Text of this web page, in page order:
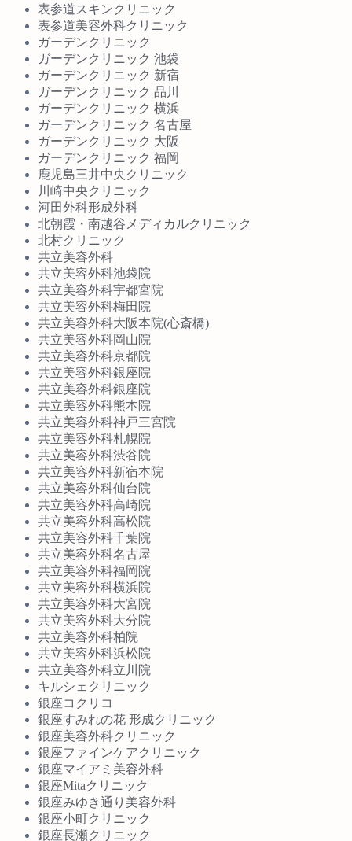
表参道スキンクリニック
表参道美容外科クリニック
ガーデンクリニック
ガーデンクリニック 池袋
ガーデンクリニック 新宿
ガーデンクリニック 品川
ガーデンクリニック 横浜
ガーデンクリニック 名古屋
ガーデンクリニック 大阪
ガーデンクリニック 福岡
鹿児島三井中央クリニック
川崎中央クリニック
河田外科形成外科
北朝霞・南越谷メディカルクリニック
北村クリニック
共立美容外科
共立美容外科池袋院
共立美容外科宇都宮院
共立美容外科梅田院
共立美容外科大阪本院(心斎橋)
共立美容外科岡山院
共立美容外科京都院
共立美容外科銀座院
共立美容外科銀座院
共立美容外科熊本院
共立美容外科神戸三宮院
共立美容外科札幌院
共立美容外科渋谷院
共立美容外科新宿本院
共立美容外科仙台院
共立美容外科高崎院
共立美容外科高松院
共立美容外科千葉院
共立美容外科名古屋
共立美容外科福岡院
共立美容外科横浜院
共立美容外科大宮院
共立美容外科大分院
共立美容外科柏院
共立美容外科浜松院
共立美容外科立川院
キルシェクリニック
銀座コクリコ
銀座すみれの花 形成クリニック
銀座美容外科クリニック
銀座ファインケアクリニック
銀座マイアミ美容外科
銀座Mitaクリニック
銀座みゆき通り美容外科
銀座小町クリニック
銀座長瀬クリニック